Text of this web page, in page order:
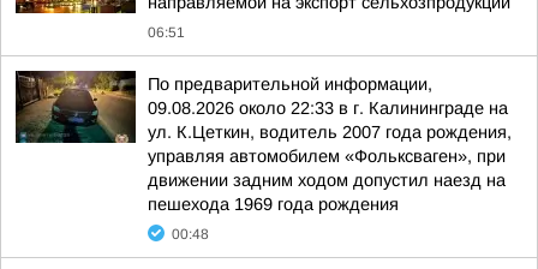
06:51
По предварительной информации,
09.08.2026 около 22:33 в г. Калининграде на
ул. К.Цеткин, водитель 2007 года рождения,
управляя автомобилем «Фольксваген», при
движении задним ходом допустил наезд на
пешехода 1969 года рождения
00:48